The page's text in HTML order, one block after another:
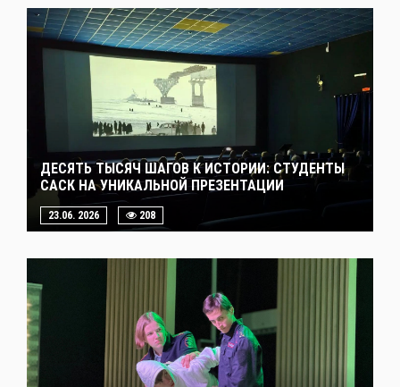
ДЕСЯТЬ ТЫСЯЧ ШАГОВ К ИСТОРИИ: СТУДЕНТЫ
САСК НА УНИКАЛЬНОЙ ПРЕЗЕНТАЦИИ
23.06. 2026 208